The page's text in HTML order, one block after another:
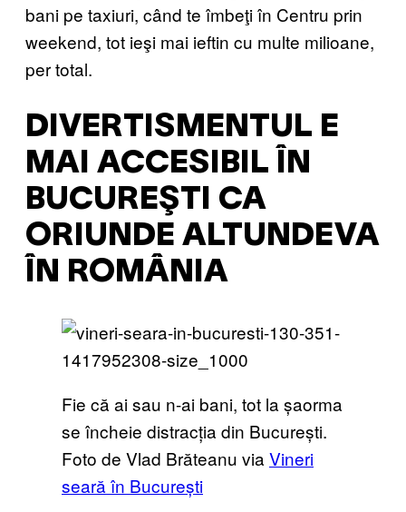
bani pe taxiuri, când te îmbeţi în Centru prin
weekend, tot ieşi mai ieftin cu multe milioane,
per total.
DIVERTISMENTUL E
MAI ACCESIBIL ÎN
BUCUREŞTI CA
ORIUNDE ALTUNDEVA
ÎN ROMÂNIA
Fie că ai sau n-ai bani, tot la șaorma
se încheie distracția din București.
Foto de Vlad Brăteanu via Vineri
seară în București